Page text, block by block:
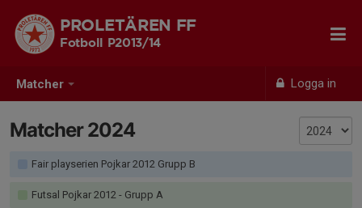
Matcher Logga in
PROLETÄREN FF
Fotboll P2013/14
Matcher 2024
Fair playserien Pojkar 2012 Grupp B
Futsal Pojkar 2012 - Grupp A